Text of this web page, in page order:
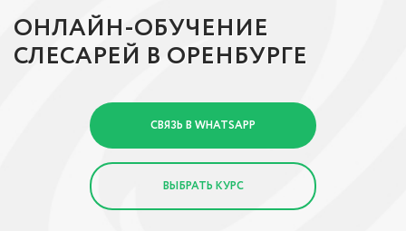
ОНЛАЙН-ОБУЧЕНИЕ
СЛЕСАРЕЙ В ОРЕНБУРГЕ
СВЯЗЬ В WHATSAPP
ВЫБРАТЬ КУРС